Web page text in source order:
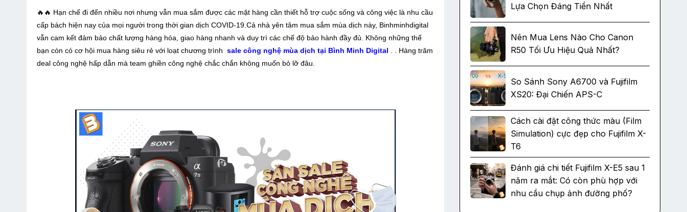
🔥🔥 Hạn chế đi đến nhiều nơi nhưng vẫn mua sắm được các mặt hàng cần thiết hỗ trợ cuộc sống và công việc là nhu cầu
cấp bách hiện nay của mọi người trong thời gian dịch COVID-19.Cả nhà yên tâm mua sắm mùa dịch này, Binhminhdigital
vẫn cam kết đảm bảo chất lượng hàng hóa, giao hàng nhanh và duy trì các chế độ bảo hành đầy đủ. Không những thế
bạn còn có cơ hội mua hàng siêu rẻ với loạt chương trình sale công nghệ mùa dịch tại Bình Minh Digital . . Hàng trăm
deal công nghệ hấp dẫn mà team ghiền công nghệ chắc chắn không muốn bỏ lỡ đâu.
Lựa Chọn Đáng Tiền Nhất
Nên Mua Lens Nào Cho Canon
R50 Tối Ưu Hiệu Quả Nhất?
So Sánh Sony A6700 và Fujifilm
XS20: Đại Chiến APS-C
Cách cài đặt công thức màu (Film
Simulation) cực đẹp cho Fujifilm X-
T6
Đánh giá chi tiết Fujifilm X-E5 sau 1
năm ra mắt: Có còn phù hợp với
nhu cầu chụp ảnh đường phố?